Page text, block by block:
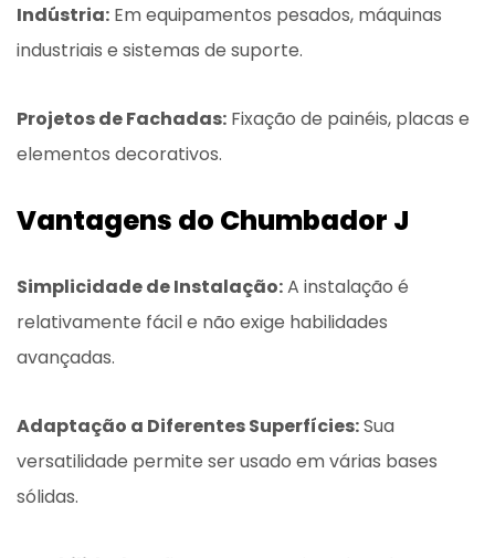
Indústria: Em equipamentos pesados, máquinas
industriais e sistemas de suporte.
Projetos de Fachadas: Fixação de painéis, placas e
elementos decorativos.
Vantagens do Chumbador J
Simplicidade de Instalação:A instalação é
relativamente fácil e não exige habilidades
avançadas.
Adaptação a Diferentes Superfícies:Sua
versatilidade permite ser usado em várias bases
sólidas.